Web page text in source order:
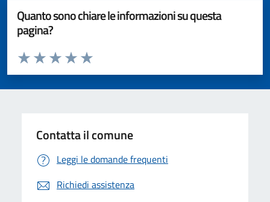
Quanto sono chiare le informazioni su questa
pagina?
Valuta da 1 a 5 stelle la pagina
Valuta 5 stelle su 5
Valuta 4 stelle su 5
Valuta 3 stelle su 5
Valuta 2 stelle su 5
Valuta 1 stelle su 5
Contatta il comune
Leggi le domande frequenti
Richiedi assistenza